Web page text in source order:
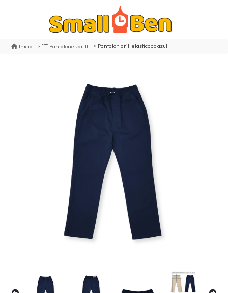
Inicio Pantalones drill Pantalon drill elasticado azul